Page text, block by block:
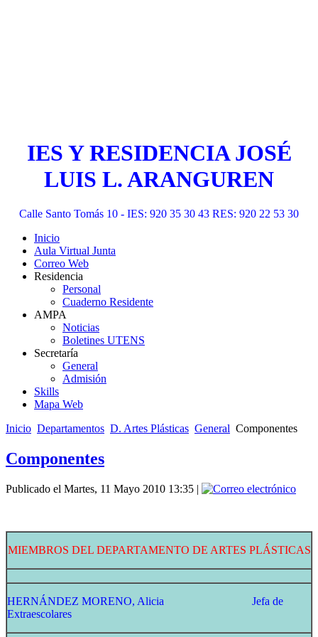
IES Y RESIDENCIA JOSÉ
LUIS L. ARANGUREN
Calle Santo Tomás 10 - IES: 920 35 30 43 RES: 920 22 53 30
Inicio
Aula Virtual Junta
Correo Web
Residencia
Personal
Cuaderno Residente
AMPA
Noticias
Boletines UTENS
Secretaría
General
Admisión
Skills
Mapa Web
Inicio Departamentos D. Artes Plásticas General Componentes
Componentes
Publicado el Martes, 11 Mayo 2010 13:35 |
MIEMBROS DEL DEPARTAMENTO DE ARTES PLÁSTICAS
HERNÁNDEZ MORENO, Alicia
Jefa de
Extraescolares